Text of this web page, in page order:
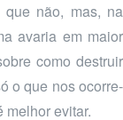
que não, mas, na
avaria em maior
como destruir
o que nos ocorre-
melhor evitar.